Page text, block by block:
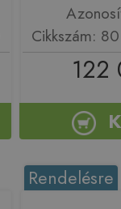
Cikkszám:
122
Rendelésre